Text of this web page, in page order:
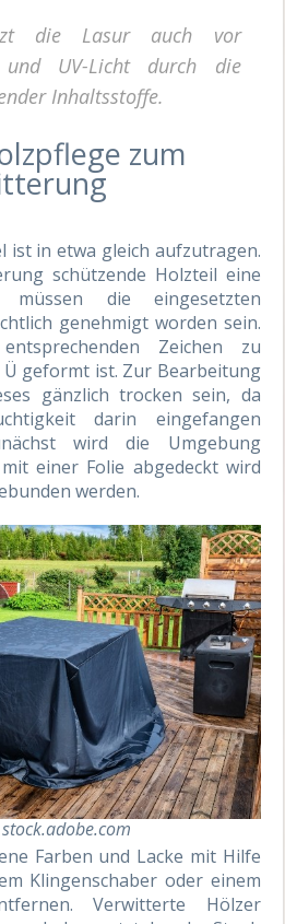
die Lasur auch vor
und UV-Licht durch die
Inhaltsstoffe.
zum
ist in etwa gleich aufzutragen.
schützende Holzteil eine
müssen die eingesetzten
genehmigt worden sein.
Zeichen zu
Ü geformt ist. Zur Bearbeitung
gänzlich trocken sein, da
darin eingefangen
wird die Umgebung
einer Folie abgedeckt wird
werden.
Farben und Lacke mit Hilfe
Klingenschaber oder einem
Verwitterte Hölzer